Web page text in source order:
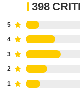
398
5
4
3
2
1